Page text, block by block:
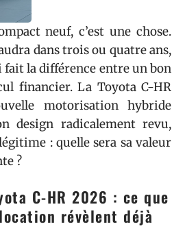
neuf, c’est une chose.
dans trois ou quatre ans,
fait la différence entre un bon
financier. La Toyota C-HR
motorisation hybride
design radicalement revu,
: quelle sera sa valeur
?
C-HR 2026 : ce que
révèlent déjà